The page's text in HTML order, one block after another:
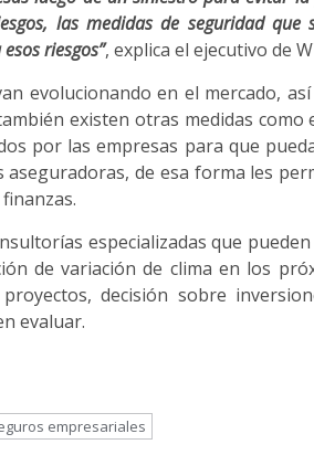
las medidas de seguridad
riesgos”, explica el ejecutivo de
evolucionando en el mercado,
existen otras medidas como
por las empresas para que
aseguradoras, de esa forma les
especializadas que
de variación de clima en los
decisión sobre
evaluar.
empresariales